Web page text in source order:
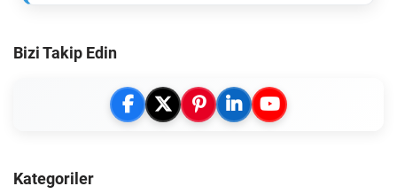
Bizi Takip Edin
Kategoriler